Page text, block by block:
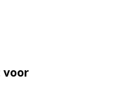
voor